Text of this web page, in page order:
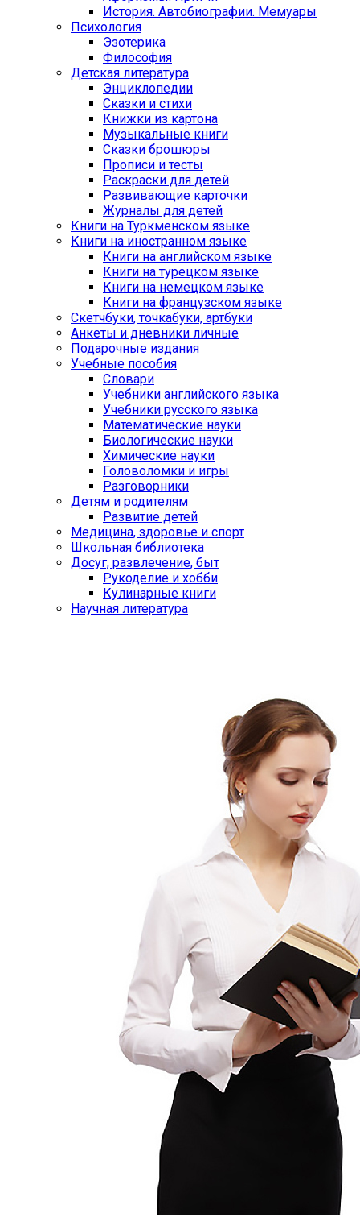
История. Автобиографии. Мемуары
Психология
Эзотерика
Философия
Детская литература
Энциклопедии
Сказки и стихи
Книжки из картона
Музыкальные книги
Сказки брошюры
Прописи и тесты
Раскраски для детей
Развивающие карточки
Журналы для детей
Книги на Туркменском языке
Книги на иностранном языке
Книги на английском языке
Книги на турецком языке
Книги на немецком языке
Книги на французском языке
Cкетчбуки, точкабуки, артбуки
Анкеты и дневники личные
Подарочные издания
Учебные пособия
Словари
Учебники английского языка
Учебники русского языка
Математические науки
Биологические науки
Химические науки
Головоломки и игры
Разговорники
Детям и родителям
Развитие детей
Медицина, здоровье и спорт
Школьная библиотека
Досуг, развлечение, быт
Рукоделие и хобби
Кулинарные книги
Научная литература